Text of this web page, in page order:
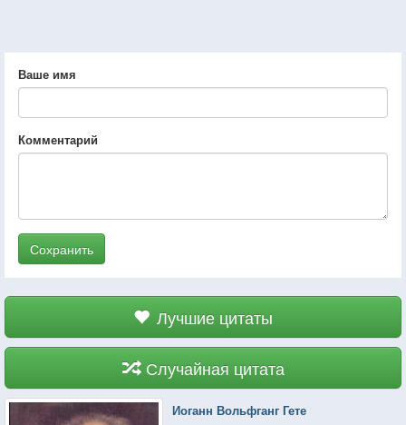
Ваше имя
Комментарий
Сохранить
Лучшие цитаты
Случайная цитата
Иоганн Вольфганг Гете